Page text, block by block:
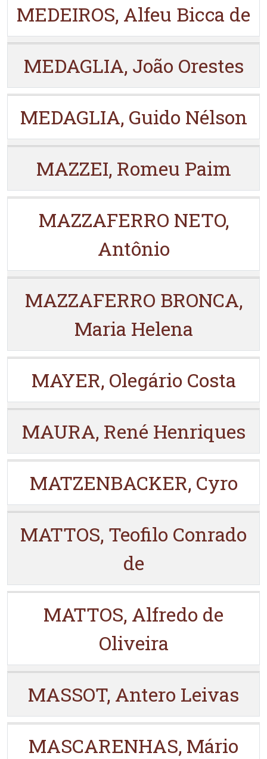
MEDEIROS, Alfeu Bicca de
MEDAGLIA, João Orestes
MEDAGLIA, Guido Nélson
MAZZEI, Romeu Paim
MAZZAFERRO NETO,
Antônio
MAZZAFERRO BRONCA,
Maria Helena
MAYER, Olegário Costa
MAURA, René Henriques
MATZENBACKER, Cyro
MATTOS, Teofilo Conrado
de
MATTOS, Alfredo de
Oliveira
MASSOT, Antero Leivas
MASCARENHAS, Mário